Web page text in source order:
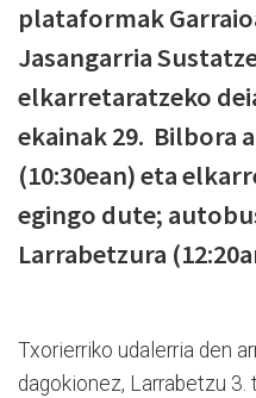
plataformak
Jasangarria
elkarretaratzeko
ekainak 29. Bilbora
(10:30ean) eta
egingo dute;
Larrabetzura
Txorierriko udalerria den
dagokionez, Larrabetzu 3.